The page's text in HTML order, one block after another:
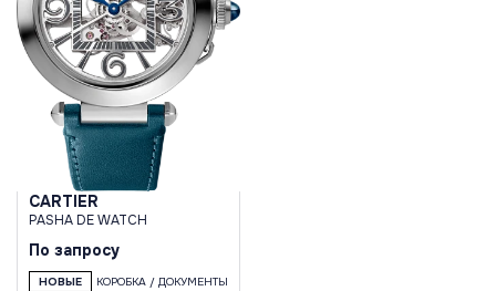
CARTIER
PASHA DE WATCH
По запросу
НОВЫЕ КОРОБКА / ДОКУМЕНТЫ